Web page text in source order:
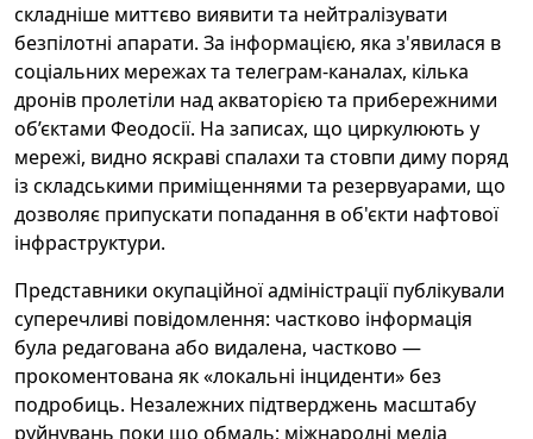
складніше миттєво виявити та нейтралізувати
безпілотні апарати. За інформацією, яка з'явилася в
соціальних мережах та телеграм-каналах, кілька
дронів пролетіли над акваторією та прибережними
об’єктами Феодосії. На записах, що циркулюють у
мережі, видно яскраві спалахи та стовпи диму поряд
із складськими приміщеннями та резервуарами, що
дозволяє припускати попадання в об'єкти нафтової
інфраструктури.
Представники окупаційної адміністрації публікували
суперечливі повідомлення: частково інформація
була редагована або видалена, частково —
прокоментована як «локальні інциденти» без
подробиць. Незалежних підтверджень масштабу
руйнувань поки що обмаль; міжнародні медіа